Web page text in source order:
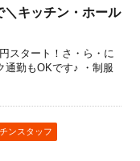
キッチン・ホール
スタート！さ・ら・に
通勤もOKです♪ ・制服
ンスタッフ